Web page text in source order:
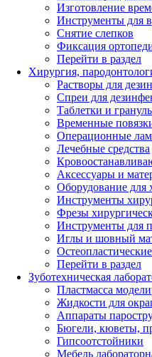
Изготовление
Инструменты для
Снятие слепков
Фиксация
Перейти в раздел
Хирургия,
Растворы для
Спреи для
Таблетки и
Временные
Операционные
Лечебные средства
Аксессуары и
Оборудование для
Инструменты
Фрезы
Инструменты для
Иглы и шовный
Перейти в раздел
Зуботехническая
Пластмасса
Жидкости для
Аппараты
Бюгели, кюветы,
Гипсоотстойники
Мебель